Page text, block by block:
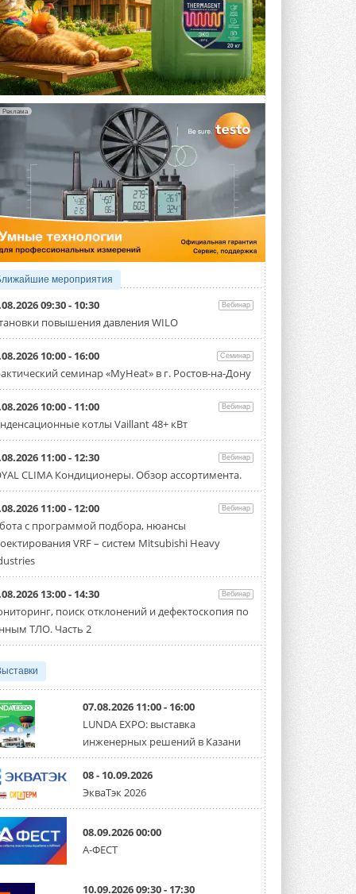
ВЧЕРА
21-й ежегодный форум
«ЦОД-2026»
Мероприятие пройдет 2-3 сентября в
отеле Radisson Slavyanskaya. Форум
посетит более двух тысяч участников ...
ВЧЕРА
Китайская Shenling представила
линейку тепловых насосов
«воздух-вода» на R290
Серия ThermaX R290 All-In-One
включает три модели ...
4 АВГУСТА 2026
Тепловые насосы в связке с
солнечной генерацией и
накопителем снижают
потребление на 60%
Исследователи из Италии установили ...
4 АВГУСТА 2026
«РУСКЛИМАТ Fest 2026» в Уфе
собрал свыше 700 профи
климатической отрасли
Организатором выступил торгово-
производственный холдинг ...
3 АВГУСТА 2026
«Датарк» испытал модульный
ЦОД с плотностью 54 кВт на
стойку
Испытания прошли на собственной
производственной площадке и были ...
3 АВГУСТА 2026
Samsung выпускает VRF-
систему DVM на R32
Линейка включает семь типоразмеров
производительностью от 22,4 до 56 кВт.
«СиСофт Девелопмент» подвел
итоги конкурса студенческих
проектов «ТИМ-лидеры 2026»
«Русклимат» укрепляет
партнёрство за Уралом
Президент Омского землячества в
Москве Михаил Тимошенко посетил
Омск с трёхдневным рабочим визитом ...
31 ИЮЛЯ 2026
Carrier модернизирует
флагманский чиллер AquaEdge
19XR
Чиллер получил новую версию,
работающую на хладагенте R1234ze ...
31 ИЮЛЯ 2026
Mitsubishi расширяет
Реклама
мероприятия
09:30 - 10:30 Вебинар
повышения давления WILO
10:00 - 16:00 Семинар
семинар «MyHeat» в г. Ростов-на-Дону
10:00 - 11:00 Вебинар
котлы Vaillant 48+ кВт
11:00 - 12:30 Вебинар
CLIMA Кондиционеры. Обзор ассортимента.
11:00 - 12:00 Вебинар
с программой подбора, нюансы
VRF – систем Mitsubishi Heavy
13:00 - 14:30 Вебинар
поиск отклонений и дефектоскопия по
ТЛО. Часть 2
07.08.2026 11:00 - 16:00
LUNDA EXPO: выставка
инженерных решений в Казани
08 - 10.09.2026
ЭкваТэк 2026
08.09.2026 00:00
А-ФЕСТ
10.09.2026 09:30 - 17:30